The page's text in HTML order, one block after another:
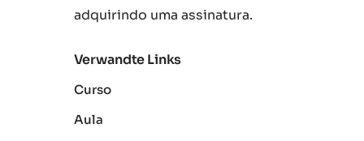
adquirindo uma assinatura.
Verwandte Links
Curso
Aula